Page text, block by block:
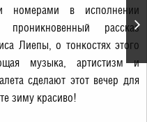
номерами в исполнении
рассказ
Лиепы, о тонкостях этого
музыка, артистизм и
сделают этот вечер для
зиму красиво!